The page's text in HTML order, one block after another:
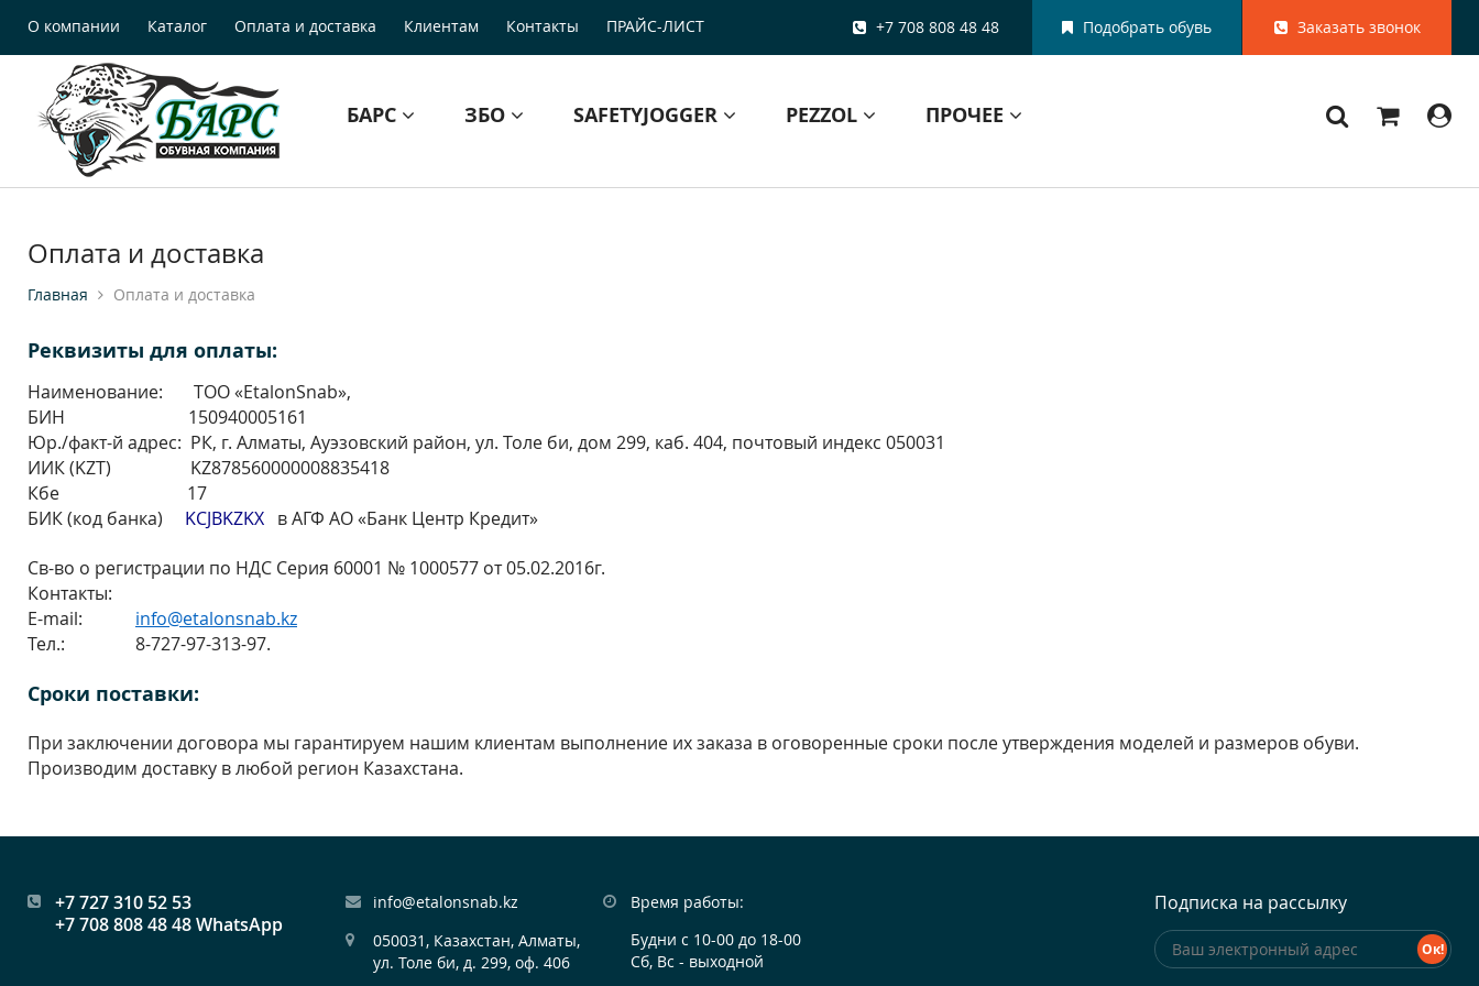
О компании Каталог Оплата и доставка Клиентам Контакты ПРАЙС-ЛИСТ Заказать звонок
Подобрать обувь
+7 708 808 48 48
БАРС ЗБО SAFETYJOGGER PEZZOL ПРОЧЕЕ
Оплата и доставка
Главная Оплата и доставка
Реквизиты для оплаты:
Наименование: TOO «EtalonSnab»,
БИН 150940005161
Юр./факт-й адрес: РК, г. Алматы, Ауэзовский район, ул. Толе би, дом 299, каб. 404, почтовый индекс 050031
ИИК (KZT) KZ878560000008835418
Кбе 17
БИК (код банка) KCJBKZKX в АГФ АО «Банк Центр Кредит»
Св-во о регистрации по НДС Серия 60001 № 1000577 от 05.02.2016г.
Контакты:
E-mail: info@etalonsnab.kz
Тел.: 8-727-97-313-97.
Сроки поставки:
При заключении договора мы гарантируем нашим клиентам выполнение их заказа в оговоренные сроки после утверждения моделей и размеров обуви.
Производим доставку в любой регион Казахстана.
+7 727 310 52 53
+7 708 808 48 48 WhatsApp
info@etalonsnab.kz
050031, Казахстан, Алматы,
ул. Толе би, д. 299, оф. 406
Время работы:
Будни с 10-00 до 18-00
Сб, Вс - выходной
Подписка на рассылку